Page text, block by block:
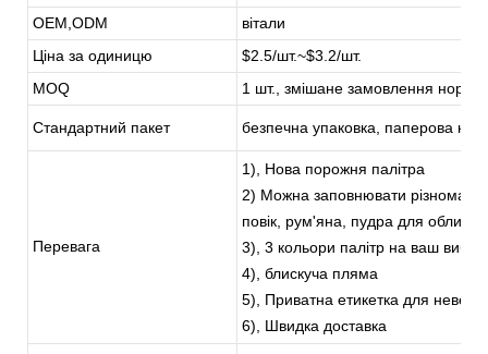
OEM,ODM
вітали
Ціна за одиницю
$2.5/шт.~$3.2/шт.
MOQ
1 шт., змішане замовлення
Стандартний пакет безпечна упаковка, паперова
Перевага
1), Нова порожня палітра
2) Можна заповнювати
повік, рум'яна, пудра для
3), 3 кольори палітр на ваш вибір
4), блискуча пляма
5), Приватна етикетка для
6), Швидка доставка